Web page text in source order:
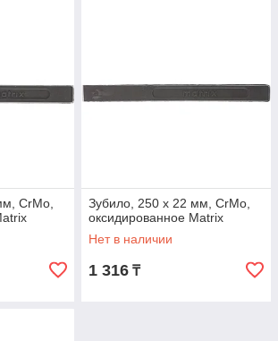
CrMo,
Зубило, 250 х 22 мм, CrMo,
оксидированное Matrix
Нет в наличии
1 316 ₸